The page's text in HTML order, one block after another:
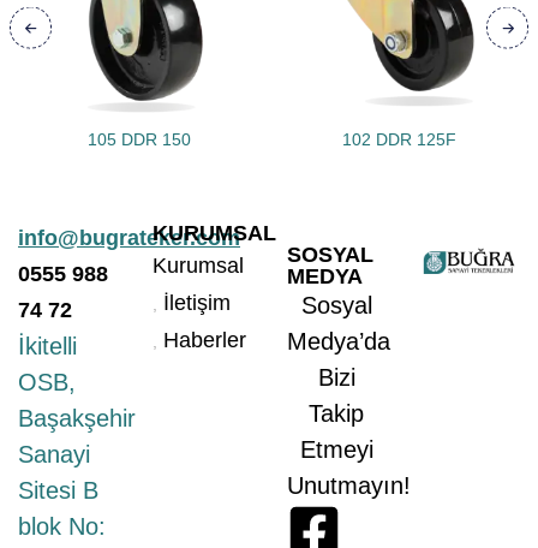
105 DDR 150 102 DDR 125F
info@bugrateker.com
0555 988
74 72
İkitelli
OSB,
Başakşehir
Sanayi
Sitesi B
blok No:
KURUMSAL
Kurumsal
İletişim
Haberler
SOSYAL
MEDYA
Sosyal
Medya’da
Bizi
Takip
Etmeyi
Unutmayın!